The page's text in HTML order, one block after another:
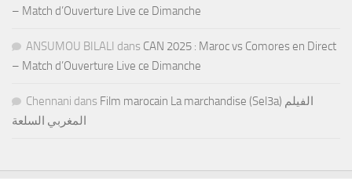
– Match d’Ouverture Live ce Dimanche
ANSUMOU BILALI dans CAN 2025 : Maroc vs Comores en Direct
– Match d’Ouverture Live ce Dimanche
Chennani dans Film marocain La marchandise (Sel3a) الفيلم
المغربي السلعة